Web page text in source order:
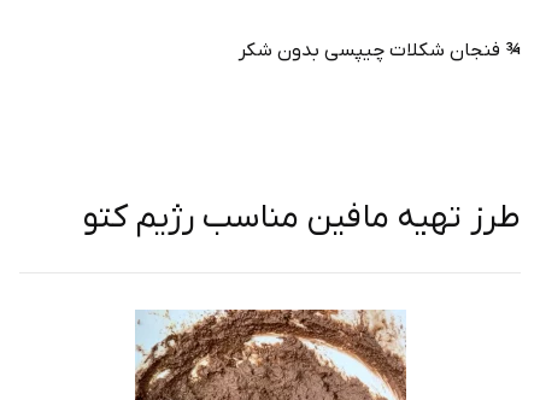
¾ فنجان شکلات چیپسی بدون شکر
طرز تهیه مافین مناسب رژیم کتو